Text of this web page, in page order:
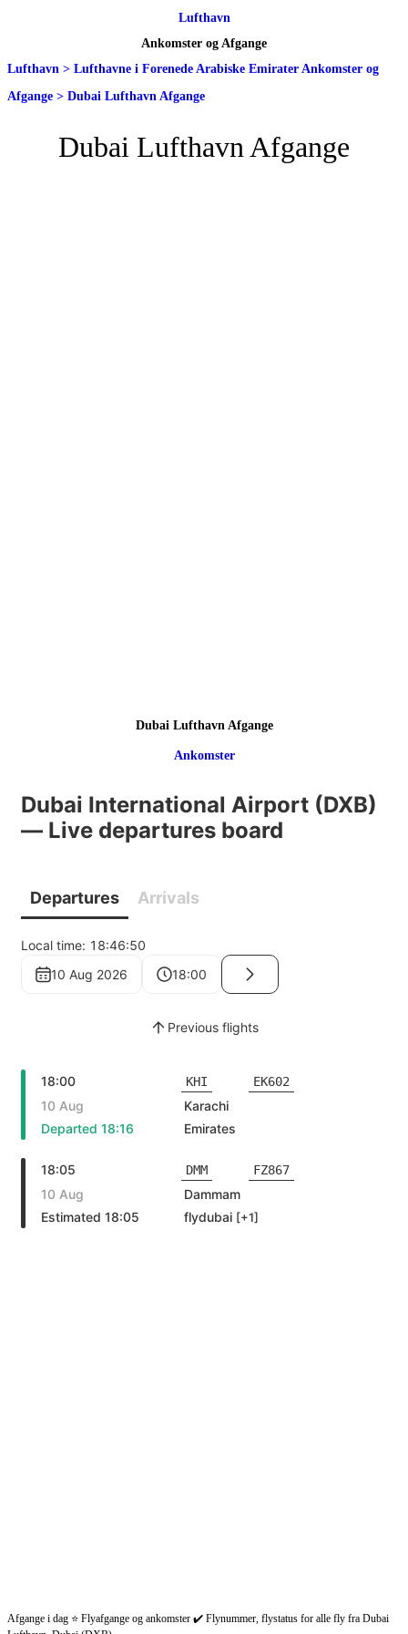
Lufthavn
Ankomster og Afgange
Lufthavn > Lufthavne i Forenede Arabiske Emirater Ankomster og
Afgange > Dubai Lufthavn Afgange
Dubai Lufthavn Afgange
Dubai Lufthavn Afgange
Ankomster
Afgange i dag ⭐ Flyafgange og ankomster ✔️ Flynummer, flystatus for alle fly fra Dubai